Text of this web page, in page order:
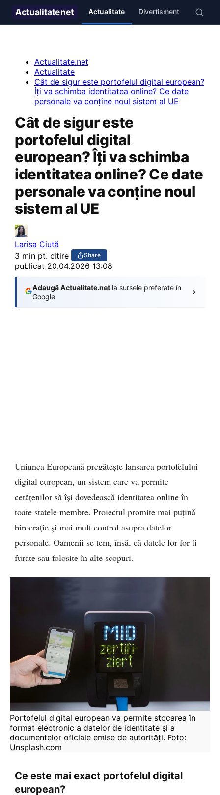
Actualitatenet Actualitate Divertisment Stil de
Actualitate.net
Actualitate
Cât de sigur este portofelul digital european?
Îți va schimba identitatea online? Ce date
personale va conține noul sistem al UE
Cât de sigur este
portofelul digital
european? Îți va schimba
identitatea online? Ce date
personale va conține noul
sistem al UE
Larisa Ciută
3 min pt. citire
Share
publicat 20.04.2026 13:08
Adaugă Actualitate.net la sursele preferate în
Google
Uniunea Europeană pregătește lansarea portofelului
digital european, un sistem care va permite
cetățenilor să își dovedească identitatea online în
toate statele membre. Proiectul promite mai puțină
birocrație și mai mult control asupra datelor
personale. Oamenii se tem, însă, că datele lor for fi
furate sau folosite în alte scopuri.
Portofelul digital european va permite stocarea în
format electronic a datelor de identitate și a
documentelor oficiale emise de autorități. Foto:
Unsplash.com
Ce este mai exact portofelul digital
european?